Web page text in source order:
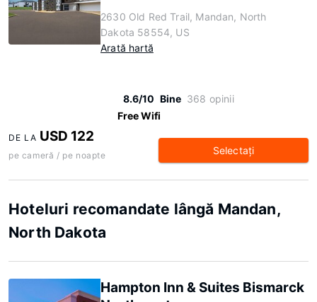
2630 Old Red Trail, Mandan, North
Dakota 58554, US
Arată hartă
8.6/10 Bine 368 opinii
Free Wifi
DE LA USD 122
pe cameră / pe noapte Selectaţi
Hoteluri recomandate lângă Mandan,
North Dakota
Hampton Inn & Suites Bismarck